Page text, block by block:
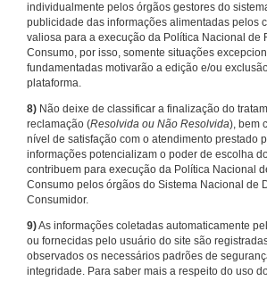
individualmente pelos órgãos gestores do
publicidade das informações alimentadas pelos
valiosa para a execução da Política Nacional de
Consumo, por isso, somente situações
fundamentadas motivarão a edição e/ou
plataforma.
8) Não deixe de classificar a finalização do
reclamação (Resolvida ou Não Resolvida), bem
nível de satisfação com o atendimento prestado
informações potencializam o poder de escolha
contribuem para execução da Política Nacional
Consumo pelos órgãos do Sistema Nacional de
Consumidor.
9)As informações coletadas automaticamente
ou fornecidas pelo usuário do site são
observados os necessários padrões de
integridade. Para saber mais a respeito do uso